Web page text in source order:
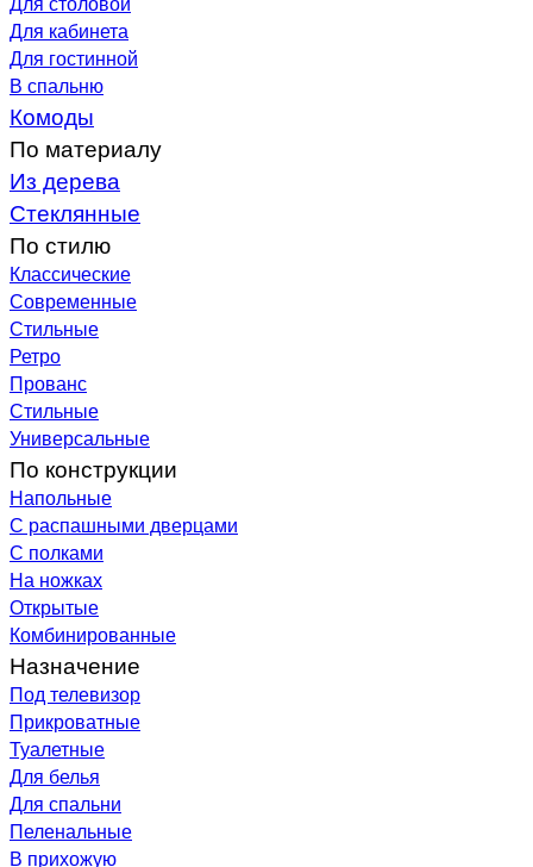
Для кабинета
Для гостинной
В спальню
Комоды
По материалу
Из дерева
Стеклянные
По стилю
Классические
Современные
Стильные
Ретро
Прованс
Стильные
Универсальные
По конструкции
Напольные
С распашными дверцами
С полками
На ножках
Открытые
Комбинированные
Назначение
Под телевизор
Прикроватные
Туалетные
Для белья
Для спальни
Пеленальные
В прихожую